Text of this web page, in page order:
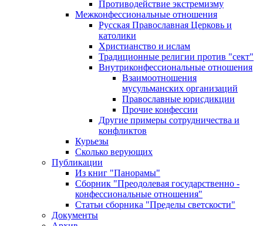
Противодействие экстремизму
Межконфессиональные отношения
Русская Православная Церковь и
католики
Христианство и ислам
Традиционные религии против "сект"
Внутриконфессиональные отношения
Взаимоотношения
мусульманских организаций
Православные юрисдикции
Прочие конфессии
Другие примеры сотрудничества и
конфликтов
Курьезы
Сколько верующих
Публикации
Из книг "Панорамы"
Сборник "Преодолевая государственно -
конфессиональные отношения"
Статьи сборника "Пределы светскости"
Документы